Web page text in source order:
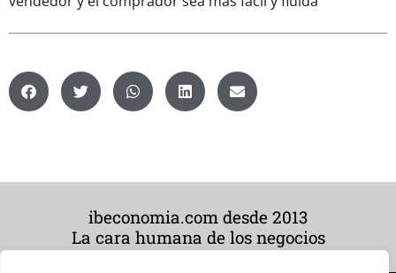
ibeconomia.com desde 2013
La cara humana de los negocios